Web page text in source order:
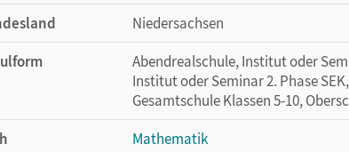
Niedersachsen
Abendrealschule, Institut oder
Institut oder Seminar 2. Phase
Gesamtschule Klassen 5-10,
Mathematik